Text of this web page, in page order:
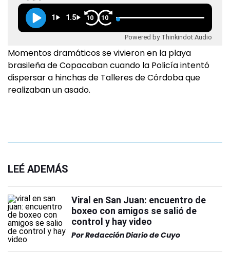
1 1.5 10 10
Powered by Thinkindot Audio
Momentos dramáticos se vivieron en la playa
brasileña de Copacaban cuando la Policía intentó
dispersar a hinchas de Talleres de Córdoba que
realizaban un asado.
LEÉ ADEMÁS
Viral en San Juan: encuentro de
boxeo con amigos se salió de
control y hay video
PorRedacción Diario de Cuyo